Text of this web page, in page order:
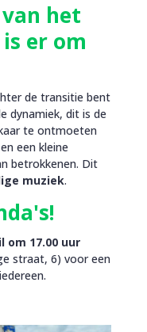
het
er om
de transitie bent
dynamiek, dit is de
te ontmoeten
een kleine
betrokkenen. Dit
muziek.
om 17.00 uur
straat, 6) voor een